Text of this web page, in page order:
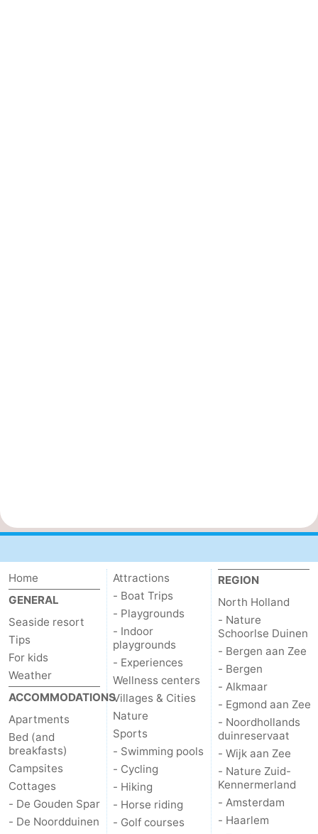
Home
GENERAL
Seaside resort
Tips
For kids
Weather
ACCOMMODATIONS
Apartments
Bed (and
breakfasts)
Campsites
Cottages
- De Gouden Spar
- De Noordduinen
Attractions
- Boat Trips
- Playgrounds
- Indoor
playgrounds
- Experiences
Wellness centers
Villages & Cities
Nature
Sports
- Swimming pools
- Cycling
- Hiking
- Horse riding
- Golf courses
REGION
North Holland
- Nature
Schoorlse Duinen
- Bergen aan Zee
- Bergen
- Alkmaar
- Egmond aan Zee
- Noordhollands
duinreservaat
- Wijk aan Zee
- Nature Zuid-
Kennermerland
- Amsterdam
- Haarlem